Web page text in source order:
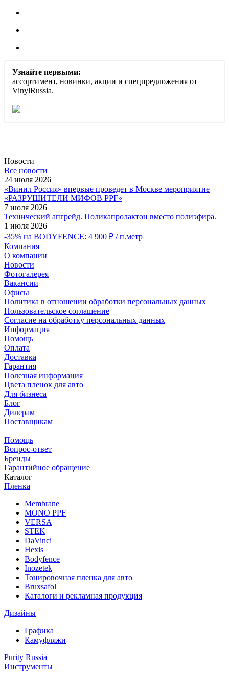
Узнайте первыми:
ассортимент, новинки, акции и спецпредложения от
VinylRussia.
Новости
Все новости
24 июля 2026
«Винил Россия» впервые проведет в Москве мероприятие
«РАЗРУШИТЕЛИ МИФОВ PPF»
7 июля 2026
Технический апгрейд. Поликапролактон вместо полиэфира.
1 июля 2026
-35% на BODYFENCE: 4 900 ₽ / п.метр
Компания
О компании
Новости
Фотогалерея
Вакансии
Офисы
Политика в отношении обработки персональных данных
Пользовательское соглашение
Согласие на обработку персональных данных
Информация
Помощь
Оплата
Доставка
Гарантия
Полезная информация
Цвета пленок для авто
Для бизнеса
Блог
Дилерам
Поставщикам
Помощь
Вопрос-ответ
Бренды
Гарантийное обращение
Каталог
Пленка
Membrane
MONO PPF
VERSA
STEK
DaVinci
Hexis
Bodyfence
Inozetek
Тонировочная пленка для авто
Bruxsafol
Каталоги и рекламная продукция
Дизайны
Графика
Камуфляжи
Purity Russia
Инструменты